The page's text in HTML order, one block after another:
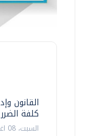
القانون
كلفة الضرر
السبت، 08 اغسطس 2026 10:00 ص